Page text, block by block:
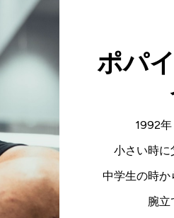
ポパ
1992
小さい時に
中学生の時か
腕立